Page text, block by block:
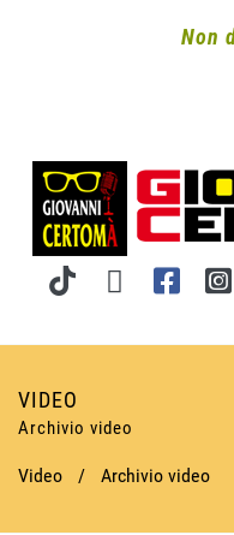
Non
VIDEO
Archivio video
Video / Archivio video